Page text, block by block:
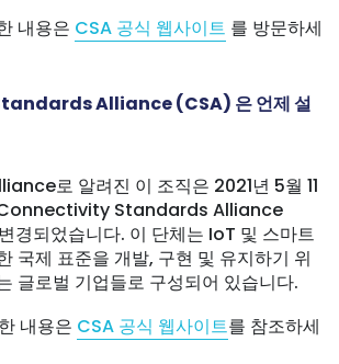
내용은 CSA 공식 웹사이트 를 방문하세
Alliance (CSA) 은 언제 설
로 알려진 이 조직은 2021년 5월 11
Connectivity Standards Alliance
경되었습니다. 이 단체는 IoT 및 스마트
국제 표준을 개발, 구현 및 유지하기 위
글로벌 기업들로 구성되어 있습니다.
내용은 CSA 공식 웹사이트를 참조하세